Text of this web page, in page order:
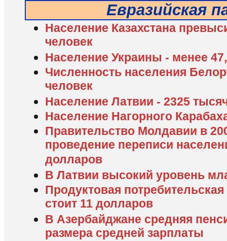
Евразийская
Население Казахстана
человек
Население Украины - менее
Численность населения
человек
Население Латвии - 2325
Население Нагорного
Правительство Молдавии в
проведение переписи
долларов
В Латвии высокий уровень
Продуктовая
стоит 11 долларов
В Азербайджане средняя
размера средней зарплаты